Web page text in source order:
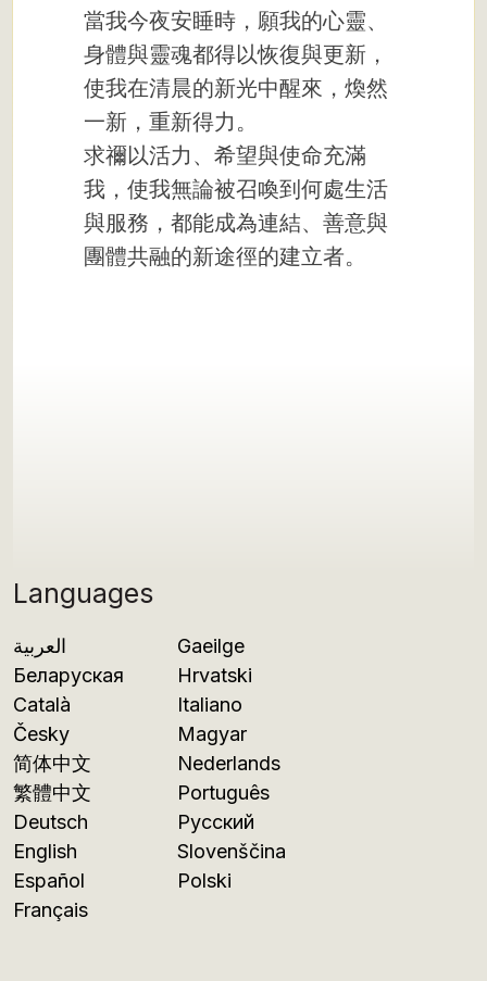
Languages
العربية
Беларуская
Català
Česky
简体中文
繁體中文
Deutsch
English
Español
Français
Gaeilge
Hrvatski
Italiano
Magyar
Nederlands
Português
Русский
Slovenščina
Polski
當我今夜安睡時，願我的心靈、
身體與靈魂都得以恢復與更新，
使我在清晨的新光中醒來，煥然
一新，重新得力。
求禰以活力、希望與使命充滿
我，使我無論被召喚到何處生活
與服務，都能成為連結、善意與
團體共融的新途徑的建立者。